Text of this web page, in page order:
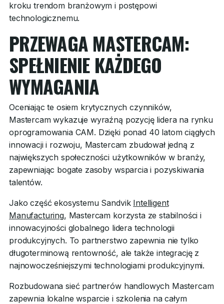
kroku trendom branżowym i postępowi
technologicznemu.
PRZEWAGA MASTERCAM:
SPEŁNIENIE KAŻDEGO
WYMAGANIA
Oceniając te osiem krytycznych czynników,
Mastercam wykazuje wyraźną pozycję lidera na rynku
oprogramowania CAM. Dzięki ponad 40 latom ciągłych
innowacji i rozwoju, Mastercam zbudował jedną z
największych społeczności użytkowników w branży,
zapewniając bogate zasoby wsparcia i pozyskiwania
talentów.
Jako część ekosystemu Sandvik Intelligent
Manufacturing, Mastercam korzysta ze stabilności i
innowacyjności globalnego lidera technologii
produkcyjnych. To partnerstwo zapewnia nie tylko
długoterminową rentowność, ale także integrację z
najnowocześniejszymi technologiami produkcyjnymi.
Rozbudowana sieć partnerów handlowych Mastercam
zapewnia lokalne wsparcie i szkolenia na całym